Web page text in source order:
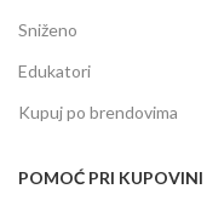
Sniženo
Edukatori
Kupuj po brendovima
POMOĆ PRI KUPOVINI